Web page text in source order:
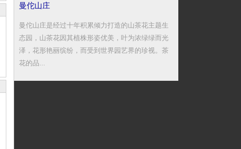
曼佗山庄
曼佗山庄是经过十年积累倾力打造的山茶花主题生
态园，山茶花因其植株形姿优美，叶为浓绿绿而光
泽，花形艳丽缤纷，而受到世界园艺界的珍视。茶
花的品...